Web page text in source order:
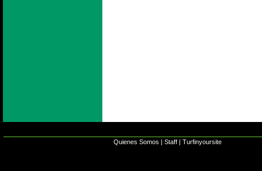
Quienes Somos | Staff | Turfinyoursite